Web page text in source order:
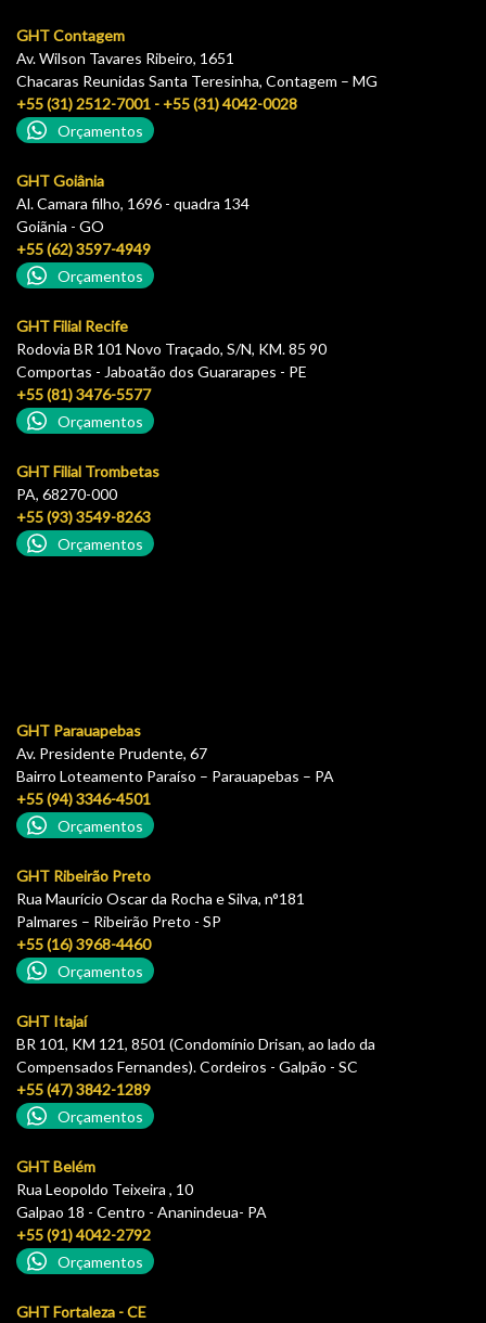
GHT Contagem
Av. Wilson Tavares Ribeiro, 1651
Chacaras Reunidas Santa Teresinha, Contagem – MG
+55 (31) 2512-7001 - +55 (31) 4042-0028
Orçamentos
GHT Goiânia
Al. Camara filho, 1696 - quadra 134
Goiãnia - GO
+55 (62) 3597-4949
Orçamentos
GHT Filial Recife
Rodovia BR 101 Novo Traçado, S/N, KM. 85 90
Comportas - Jaboatão dos Guararapes - PE
+55 (81) 3476-5577
Orçamentos
GHT Filial Trombetas
PA, 68270-000
+55 (93) 3549-8263
Orçamentos
GHT Parauapebas
Av. Presidente Prudente, 67
Bairro Loteamento Paraíso – Parauapebas – PA
+55 (94) 3346-4501
Orçamentos
GHT Ribeirão Preto
Rua Maurício Oscar da Rocha e Silva, n°181
Palmares – Ribeirão Preto - SP
+55 (16) 3968-4460
Orçamentos
GHT Itajaí
BR 101, KM 121, 8501 (Condomínio Drisan, ao lado da
Compensados Fernandes). Cordeiros - Galpão - SC
+55 (47) 3842-1289
Orçamentos
GHT Belém
Rua Leopoldo Teixeira , 10
Galpao 18 - Centro - Ananindeua- PA
+55 (91) 4042-2792
Orçamentos
GHT Fortaleza - CE